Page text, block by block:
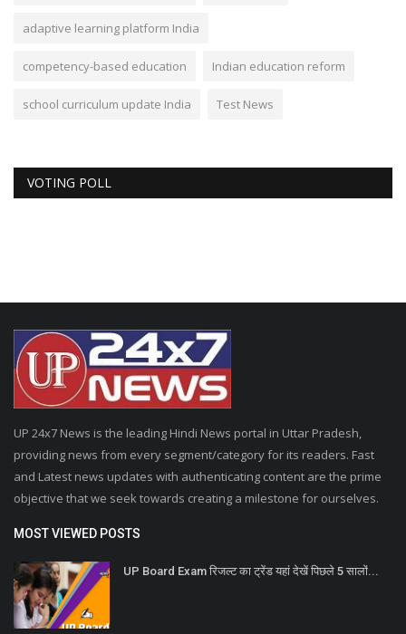
adaptive learning platform India
competency-based education Indian education reform
school curriculum update India Test News
VOTING POLL
UP 24x7 News is the leading Hindi News portal in Uttar Pradesh,
providing news from every segment/category for its readers. Fast
and Latest news updates with authenticating content are the prime
objective that we seek towards creating a milestone for ourselves.
MOST VIEWED POSTS
UP Board Exam रिजल्ट का ट्रेंड यहां देखें पिछले 5 सालों...